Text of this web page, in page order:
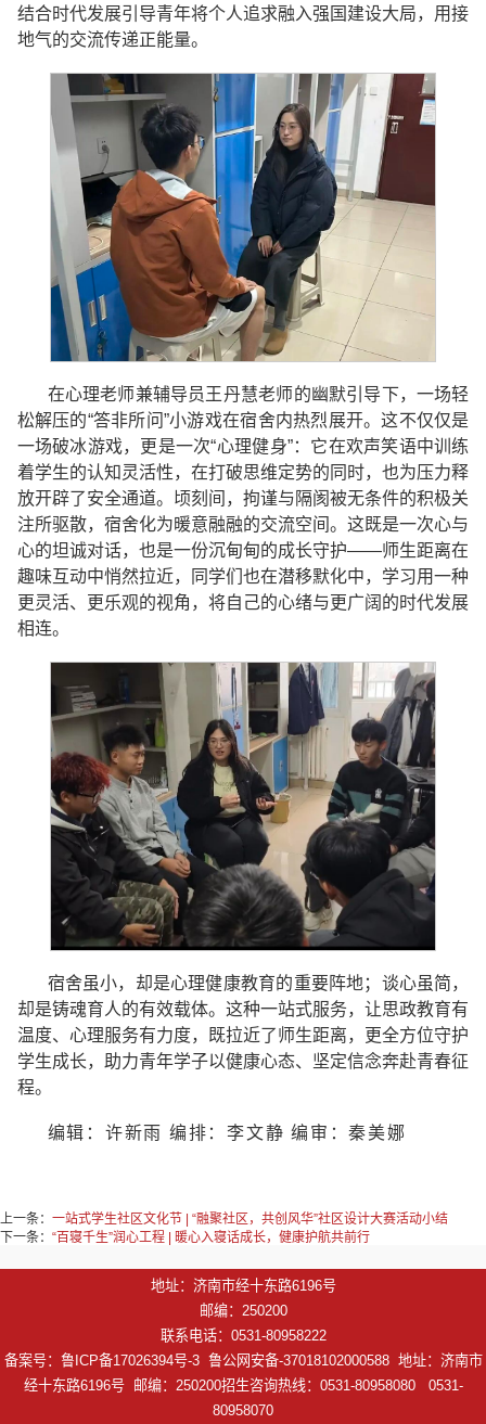
结合时代发展引导青年将个人追求融入强国建设大局，用接
地气的交流传递正能量。
在心理老师兼辅导员王丹慧老师的幽默引导下，一场轻
松解压的“答非所问”小游戏在宿舍内热烈展开。这不仅仅是
一场破冰游戏，更是一次“心理健身”：它在欢声笑语中训练
着学生的认知灵活性，在打破思维定势的同时，也为压力释
放开辟了安全通道。顷刻间，拘谨与隔阂被无条件的积极关
注所驱散，宿舍化为暖意融融的交流空间。这既是一次心与
心的坦诚对话，也是一份沉甸甸的成长守护——师生距离在
趣味互动中悄然拉近，同学们也在潜移默化中，学习用一种
更灵活、更乐观的视角，将自己的心绪与更广阔的时代发展
相连。
宿舍虽小，却是心理健康教育的重要阵地；谈心虽简，
却是铸魂育人的有效载体。这种一站式服务，让思政教育有
温度、心理服务有力度，既拉近了师生距离，更全方位守护
学生成长，助力青年学子以健康心态、坚定信念奔赴青春征
程。
编辑：许新雨 编排：李文静 编审：秦美娜
上一条： 一站式学生社区文化节 | “融聚社区，共创风华”社区设计大赛活动小结
下一条： “百寝千生”润心工程 | 暖心入寝话成长，健康护航共前行
地址：济南市经十东路6196号
邮编：250200
联系电话：0531-80958222
备案号：鲁ICP备17026394号-3 鲁公网安备-37018102000588 地址：济南市
经十东路6196号 邮编：250200招生咨询热线：0531-80958080 0531-
80958070